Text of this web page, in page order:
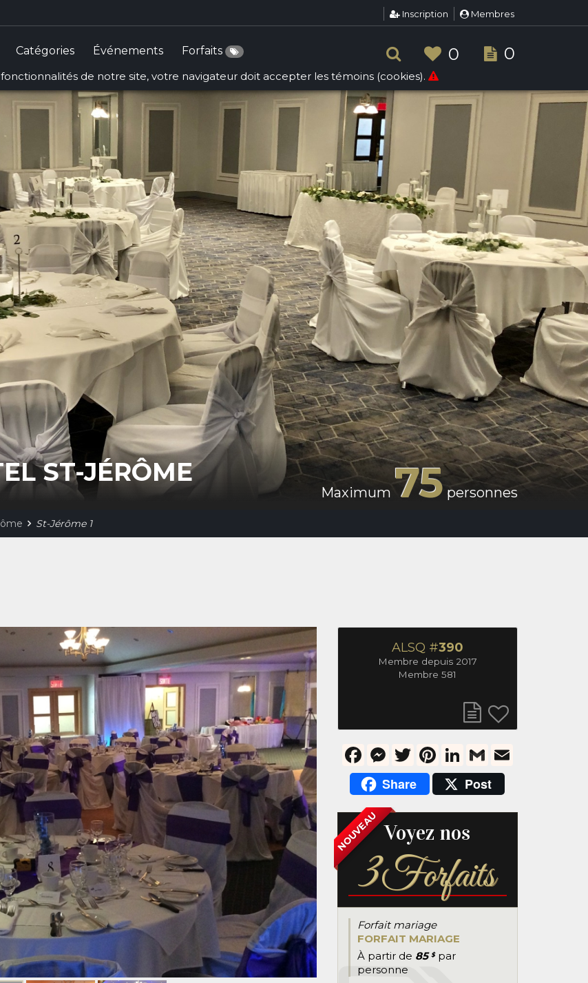
Inscription Membres
Catégories Événements Forfaits 0 0
de notre site, votre navigateur doit accepter les témoins (cookies).
ST-JÉRÔME
Maximum 75 personnes
St-Jérôme 1
ALSQ #390
Membre depuis 2017
Membre 581
FacebookMessenger
TwitterPinterestLinkedIn
Gmail
Share Post
NOUVEAU Voyez nos
3Forfaits
Forfait mariage
FORFAIT MARIAGE
À partir de 85 $par
personne